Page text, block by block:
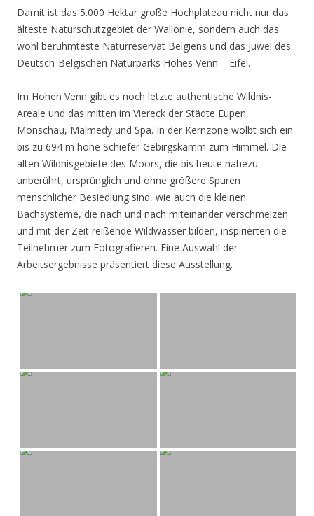
Damit ist das 5.000 Hektar große Hochplateau nicht nur das
älteste Naturschutzgebiet der Wallonie, sondern auch das
wohl berühmteste Naturreservat Belgiens und das Juwel des
Deutsch-Belgischen Naturparks Hohes Venn – Eifel.
Im Hohen Venn gibt es noch letzte authentische Wildnis-
Areale und das mitten im Viereck der Städte Eupen,
Monschau, Malmedy und Spa. In der Kernzone wölbt sich ein
bis zu 694 m hohe Schiefer-Gebirgskamm zum Himmel. Die
alten Wildnisgebiete des Moors, die bis heute nahezu
unberührt, ursprünglich und ohne größere Spuren
menschlicher Besiedlung sind, wie auch die kleinen
Bachsysteme, die nach und nach miteinander verschmelzen
und mit der Zeit reißende Wildwasser bilden, inspirierten die
Teilnehmer zum Fotografieren. Eine Auswahl der
Arbeitsergebnisse präsentiert diese Ausstellung.